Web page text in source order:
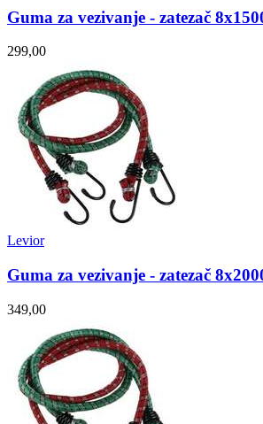
Guma za vezivanje - zatezač
299,00
Levior
Guma za vezivanje - zatezač
349,00